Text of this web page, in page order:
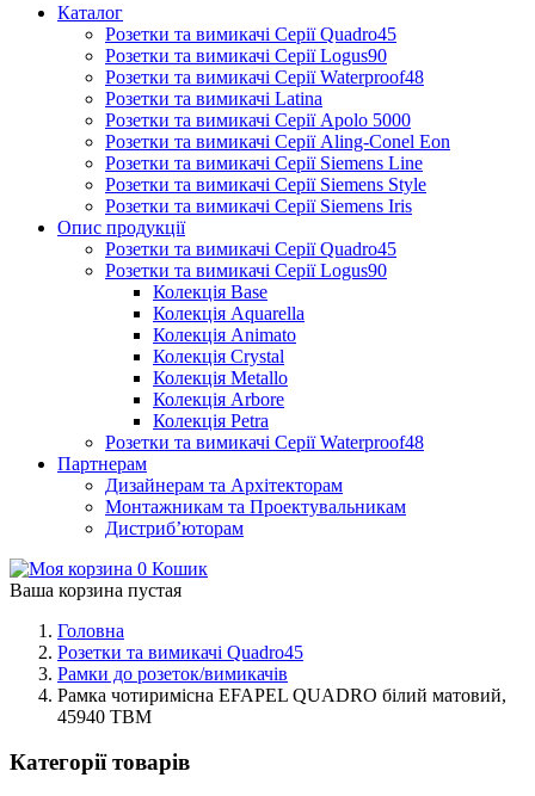
Каталог
Розетки та вимикачі Серії Quadro45
Розетки та вимикачі Серії Logus90
Розетки та вимикачі Серії Waterproof48
Розетки та вимикачі Latina
Розетки та вимикачі Серії Apolo 5000
Розетки та вимикачі Серії Aling-Conel Eon
Розетки та вимикачі Серії Siemens Line
Розетки та вимикачі Серії Siemens Style
Розетки та вимикачі Серії Siemens Iris
Опис продукції
Розетки та вимикачі Серії Quadro45
Розетки та вимикачі Серії Logus90
Колекція Base
Колекція Aquarella
Колекція Animato
Колекція Crystal
Колекція Metallo
Колекція Arbore
Колекція Petra
Розетки та вимикачі Серії Waterproof48
Партнерам
Дизайнерам та Архітекторам
Монтажникам та Проектувальникам
Дистриб’юторам
0 Кошик
Ваша корзина пустая
Головна
Розетки та вимикачі Quadro45
Рамки до розеток/вимикачів
Рамка чотиримісна EFAPEL QUADRO білий матовий,
45940 TBM
Категорії товарів